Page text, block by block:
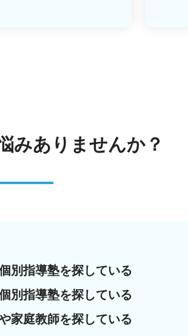
みありませんか？
別指導塾を探している
別指導塾を探している
家庭教師を探している